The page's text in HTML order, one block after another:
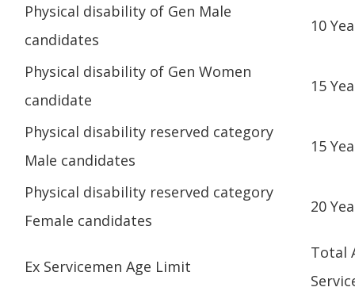
Physical disability of Gen Male
candidates
10
Physical disability of Gen Women
candidate
15
Physical disability reserved category
Male candidates
15
Physical disability reserved category
Female candidates
20
Ex Servicemen Age Limit
Total